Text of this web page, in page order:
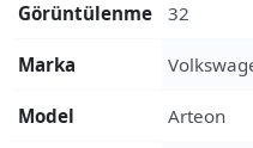
Görüntülenme 32
Marka
Model Arteon